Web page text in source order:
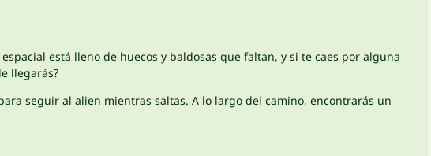
está lleno de huecos y baldosas que faltan, y si te caes por alguna
llegarás?
seguir al alien mientras saltas. A lo largo del camino, encontrarás un